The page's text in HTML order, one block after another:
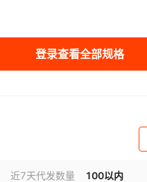
登录查看全部规格
近7天代发数量 100以内